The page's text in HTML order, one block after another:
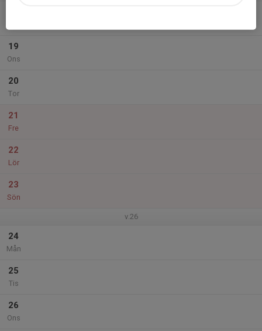
19
Ons
20
Tor
21
Fre
22
Lör
23
Sön
v.26
24
Mån
25
Tis
26
Ons